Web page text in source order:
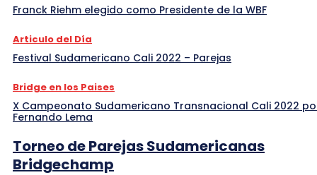
Franck Riehm elegido como Presidente de la WBF
Articulo del Día
Festival Sudamericano Cali 2022 – Parejas
Bridge en los Paises
X Campeonato Sudamericano Transnacional Cali 2022
Fernando Lema
Torneo de Parejas Sudamericanas
Bridgechamp